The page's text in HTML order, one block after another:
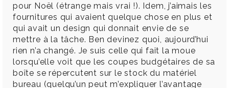
pour Noël (étrange mais vrai !). Idem, j’aimais les
fournitures qui avaient quelque chose en plus et
qui avait un design qui donnait envie de se
mettre à la tâche. Ben devinez quoi, aujourd’hui
rien n’a changé. Je suis celle qui fait la moue
lorsqu’elle voit que les coupes budgétaires de sa
boîte se répercutent sur le stock du matériel
bureau (quelqu’un peut m’expliquer l’avantage